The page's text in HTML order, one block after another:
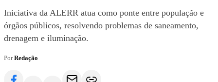
Iniciativa da ALERR atua como ponte entre população e
órgãos públicos, resolvendo problemas de saneamento,
drenagem e iluminação.
PorRedação